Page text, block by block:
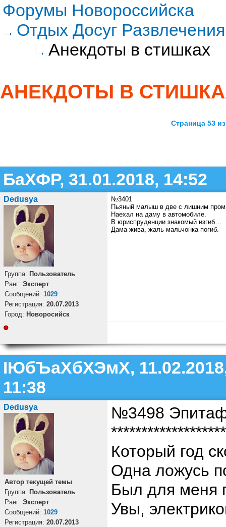
Форумы Новороссийска
Отдых Досуг Развлечения
Анекдоты в стишках
АНЕКДОТЫ В
Страница 53
БаХФР, 31.01.2018, 14:52
Dedusya
Группа: Пользователь
Ранг: Эксперт
Cообщений: 1029
Регистрация: 20.07.2013
Город: Новоросийск
№3401
Пьяный малыш в две с лишним
Наехал на даму в автомобиле.
В юриспруденции знакомый изгиб…
Дама жива, жаль мальчонка погиб.
ІЮбЪаХбХЭмХ,
11:38
Dedusya
Автор текущей темы
Группа: Пользователь
Ранг: Эксперт
Cообщений: 1029
Регистрация: 20.07.2013
№3498
*******************
Который год
Одна ложусь
Был для меня
Увы,